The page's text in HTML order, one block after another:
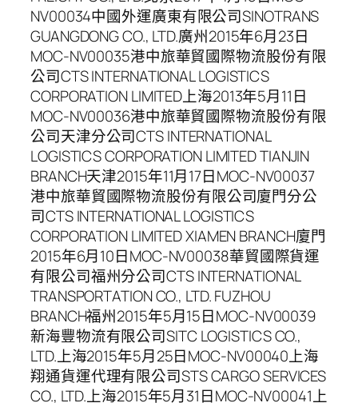
NV00034中國外運廣東有限公司SINOTRANS
GUANGDONG CO., LTD.廣州2015年6月23日
MOC-NV00035港中旅華貿國際物流股份有限
公司CTS INTERNATIONAL LOGISTICS
CORPORATION LIMITED上海2013年5月11日
MOC-NV00036港中旅華貿國際物流股份有限
公司天津分公司CTS INTERNATIONAL
LOGISTICS CORPORATION LIMITED TIANJIN
BRANCH天津2015年11月17日MOC-NV00037
港中旅華貿國際物流股份有限公司廈門分公
司CTS INTERNATIONAL LOGISTICS
CORPORATION LIMITED XIAMEN BRANCH廈門
2015年6月10日MOC-NV00038華貿國際貨運
有限公司福州分公司CTS INTERNATIONAL
TRANSPORTATION CO., LTD. FUZHOU
BRANCH福州2015年5月15日MOC-NV00039
新海豐物流有限公司SITC LOGISTICS CO.,
LTD.上海2015年5月25日MOC-NV00040上海
翔通貨運代理有限公司STS CARGO SERVICES
CO., LTD.上海2015年5月31日MOC-NV00041上